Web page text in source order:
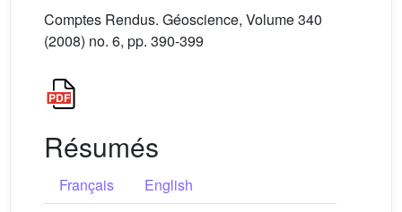
Comptes Rendus. Géoscience, Volume 340
(2008) no. 6, pp. 390-399
Résumés
Français
English